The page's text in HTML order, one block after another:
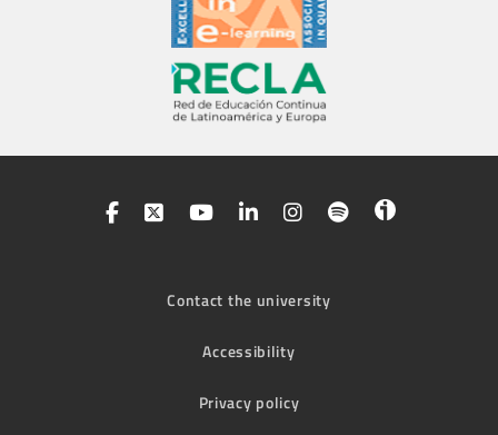
Contact the university
Accessibility
Privacy policy